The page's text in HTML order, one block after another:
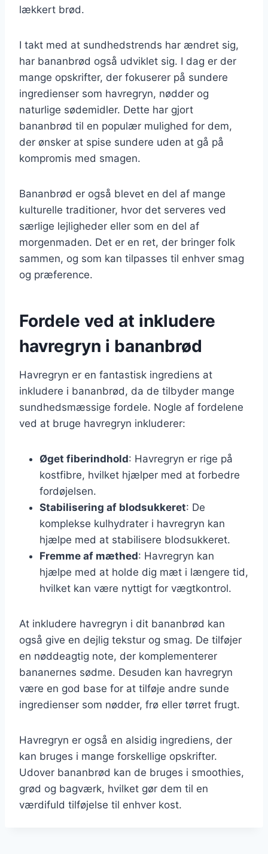
lækkert brød.
I takt med at sundhedstrends har ændret sig,
har bananbrød også udviklet sig. I dag er der
mange opskrifter, der fokuserer på sundere
ingredienser som havregryn, nødder og
naturlige sødemidler. Dette har gjort
bananbrød til en populær mulighed for dem,
der ønsker at spise sundere uden at gå på
kompromis med smagen.
Bananbrød er også blevet en del af mange
kulturelle traditioner, hvor det serveres ved
særlige lejligheder eller som en del af
morgenmaden. Det er en ret, der bringer folk
sammen, og som kan tilpasses til enhver smag
og præference.
Fordele ved at inkludere
havregryn i bananbrød
Havregryn er en fantastisk ingrediens at
inkludere i bananbrød, da de tilbyder mange
sundhedsmæssige fordele. Nogle af fordelene
ved at bruge havregryn inkluderer:
Øget fiberindhold: Havregryn er rige på
kostfibre, hvilket hjælper med at forbedre
fordøjelsen.
Stabilisering af blodsukkeret: De
komplekse kulhydrater i havregryn kan
hjælpe med at stabilisere blodsukkeret.
Fremme af mæthed: Havregryn kan
hjælpe med at holde dig mæt i længere tid,
hvilket kan være nyttigt for vægtkontrol.
At inkludere havregryn i dit bananbrød kan
også give en dejlig tekstur og smag. De tilføjer
en nøddeagtig note, der komplementerer
bananernes sødme. Desuden kan havregryn
være en god base for at tilføje andre sunde
ingredienser som nødder, frø eller tørret frugt.
Havregryn er også en alsidig ingrediens, der
kan bruges i mange forskellige opskrifter.
Udover bananbrød kan de bruges i smoothies,
grød og bagværk, hvilket gør dem til en
værdifuld tilføjelse til enhver kost.